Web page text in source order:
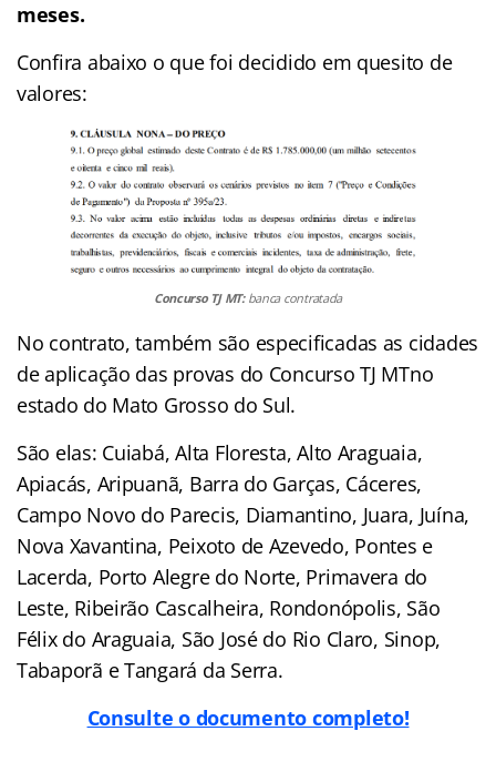
meses.
Confira abaixo o que foi decidido em quesito de
valores:
Concurso TJ MT: banca contratada
No contrato, também são especificadas as cidades
de aplicação das provas do Concurso TJ MTno
estado do Mato Grosso do Sul.
São elas: Cuiabá, Alta Floresta, Alto Araguaia,
Apiacás, Aripuanã, Barra do Garças, Cáceres,
Campo Novo do Parecis, Diamantino, Juara, Juína,
Nova Xavantina, Peixoto de Azevedo, Pontes e
Lacerda, Porto Alegre do Norte, Primavera do
Leste, Ribeirão Cascalheira, Rondonópolis, São
Félix do Araguaia, São José do Rio Claro, Sinop,
Tabaporã e Tangará da Serra.
Consulte o documento completo!